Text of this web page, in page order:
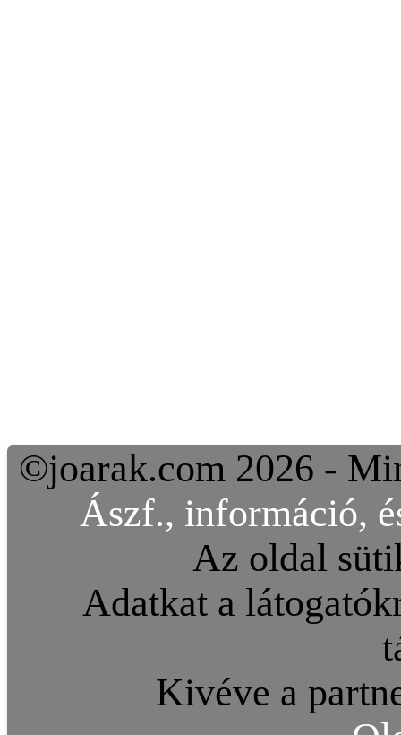
©joarak.com 2026 -
Ászf., információ,
Az oldal
Adatkat a
Kivéve a